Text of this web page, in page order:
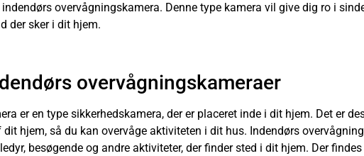
overvågningskamera. Denne type kamera vil give dig ro i
der sker i dit hjem.
overvågningskameraer
er en type sikkerhedskamera, der er placeret inde i dit hjem. Det er
hjem, så du kan overvåge aktiviteten i dit hus. Indendørs
besøgende og andre aktiviteter, der finder sted i dit hjem. Der